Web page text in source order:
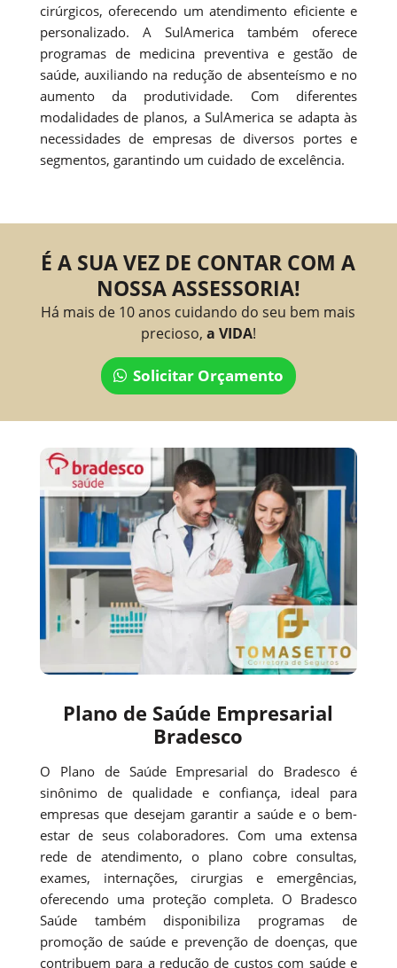
cirúrgicos, oferecendo um atendimento eficiente e
personalizado. A SulAmerica também oferece
programas de medicina preventiva e gestão de
saúde, auxiliando na redução de absenteísmo e no
aumento da produtividade. Com diferentes
modalidades de planos, a SulAmerica se adapta às
necessidades de empresas de diversos portes e
segmentos, garantindo um cuidado de excelência.
É A SUA VEZ DE CONTAR COM A
NOSSA ASSESSORIA!
Há mais de 10 anos cuidando do seu bem mais
precioso, a VIDA!
Solicitar Orçamento
Plano de Saúde Empresarial
Bradesco
O Plano de Saúde Empresarial do Bradesco é
sinônimo de qualidade e confiança, ideal para
empresas que desejam garantir a saúde e o bem-
estar de seus colaboradores. Com uma extensa
rede de atendimento, o plano cobre consultas,
exames, internações, cirurgias e emergências,
oferecendo uma proteção completa. O Bradesco
Saúde também disponibiliza programas de
promoção de saúde e prevenção de doenças, que
contribuem para a redução de custos com saúde e